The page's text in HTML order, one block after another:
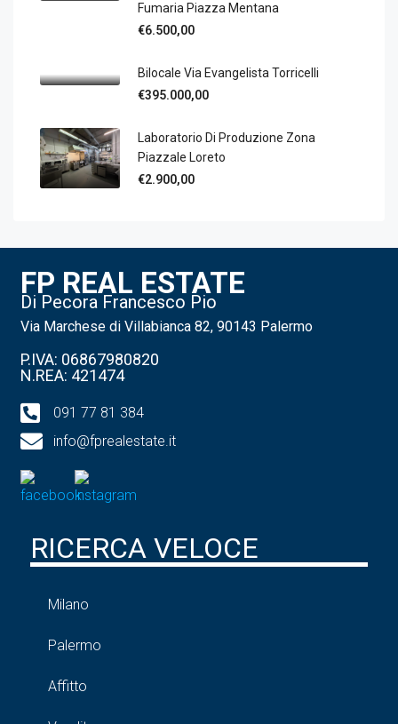
Fumaria Piazza Mentana
€6.500,00
Bilocale Via Evangelista Torricelli
€395.000,00
Laboratorio Di Produzione Zona
Piazzale Loreto
€2.900,00
FP REAL ESTATE
Di Pecora Francesco Pio
Via Marchese di Villabianca 82, 90143 Palermo
P.IVA: 06867980820
N.REA: 421474
091 77 81 384
info@fprealestate.it
RICERCA VELOCE
Milano
Palermo
Affitto